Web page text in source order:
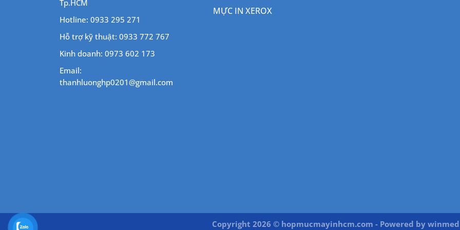
Tp.HCM
Hotline: 0933 295 271
Hỗ trợ kỹ thuật: 0933 772 767
Kinh doanh: 0973 602 173
Email:
thanhluonghp0201@gmail.com
MỰC IN XEROX
Copyright 2026 © hopmucmayinhcm.com - Powered by